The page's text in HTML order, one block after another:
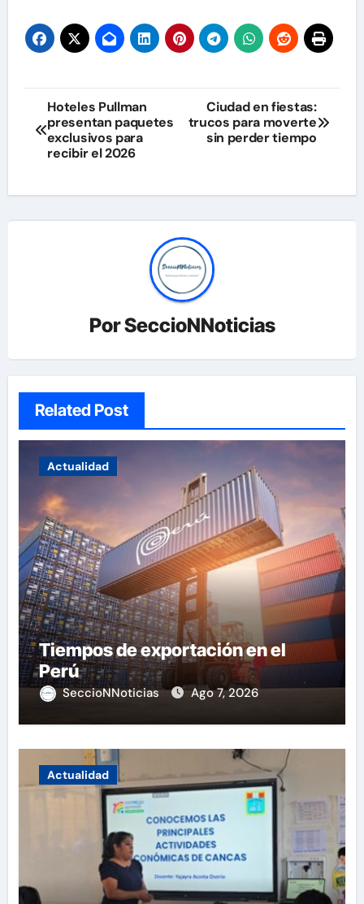
Navegación
de
Hoteles Pullman
presentan paquetes
exclusivos para
recibir el 2026
Ciudad en fiestas:
trucos para moverte
sin perder tiempo
PorSeccioNNoticias
Related Post
Actualidad
Tiempos de exportación en el
Perú
SeccioNNoticias Ago 7, 2026
Actualidad